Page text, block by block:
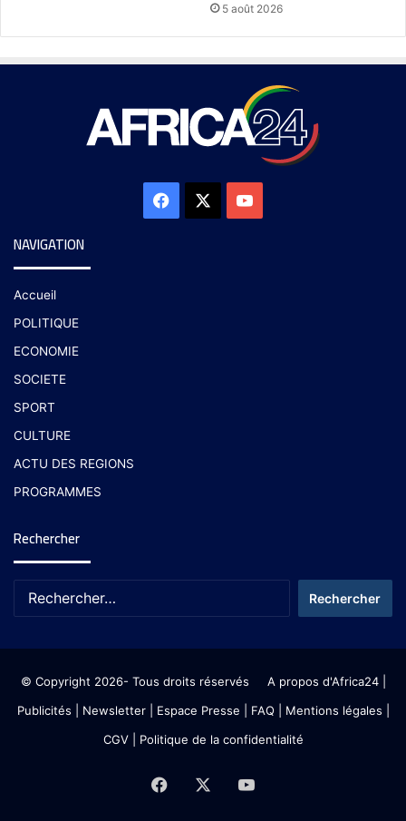
5 août 2026
NAVIGATION
Accueil
POLITIQUE
ECONOMIE
SOCIETE
SPORT
CULTURE
ACTU DES REGIONS
PROGRAMMES
Rechercher
© Copyright 2026- Tous droits réservés A propos d'Africa24|
Publicités
Newsletter| Espace Presse | FAQ | Mentions légales
CGV| Politique de la confidentialité